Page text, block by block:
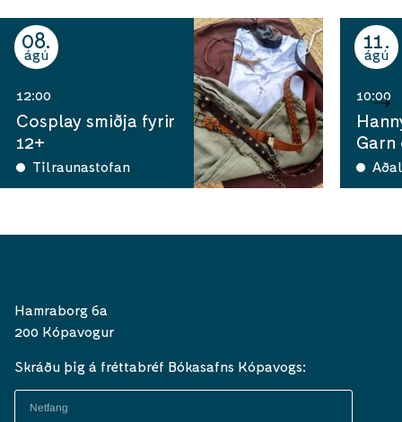
08
ágú
12:00
Cosplay smiðja fyrir
12+
Tilraunastofan
11
ágú
10:00
Garn
Hamraborg 6a
200 Kópavogur
Skráðu þig á fréttabréf Bókasafns Kópavogs: